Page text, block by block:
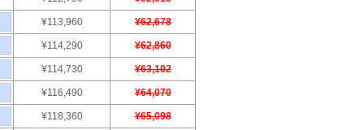
¥113,960 ¥62,678
¥114,290 ¥62,860
¥114,730 ¥63,102
¥116,490 ¥64,070
¥118,360
¥65,098